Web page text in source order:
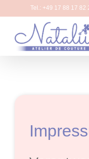
Inhalt
springen
Tel.: +49 17 88 17 82